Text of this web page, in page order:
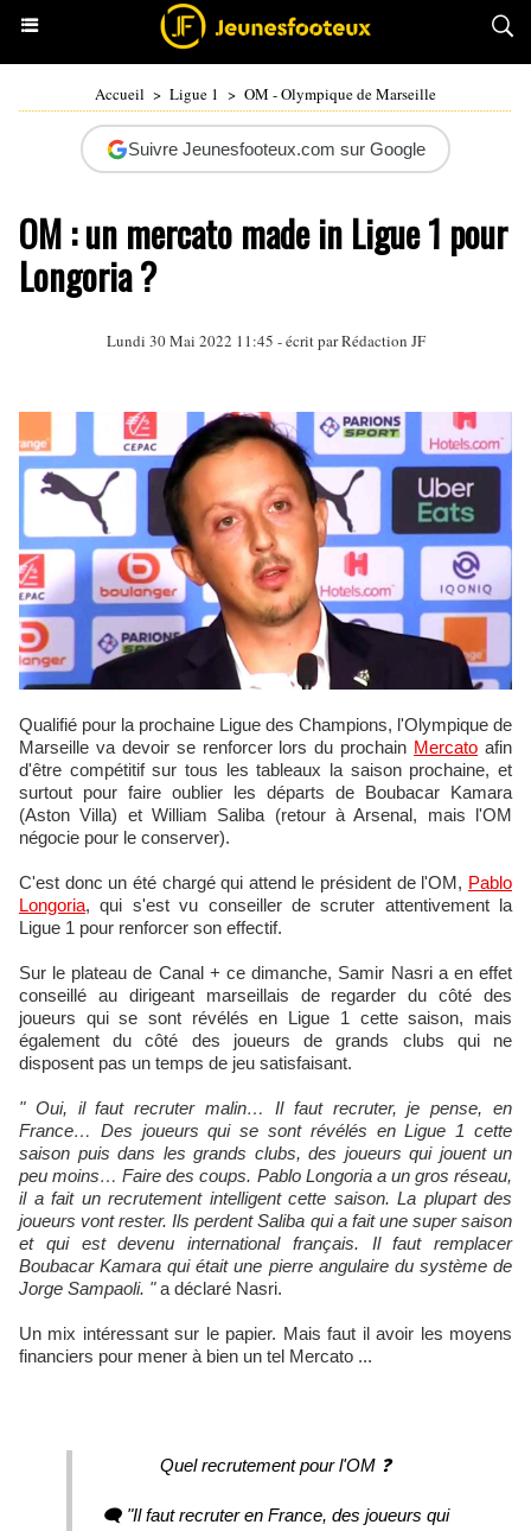
Accueil > Ligue 1 > OM - Olympique de Marseille
Suivre Jeunesfooteux.com sur Google
OM : un mercato made in Ligue 1 pour
Longoria ?
Lundi 30 Mai 2022 11:45 - écrit par Rédaction JF
Qualifié pour la prochaine Ligue des Champions, l'Olympique de
Marseille va devoir se renforcer lors du prochain Mercato afin
d'être compétitif sur tous les tableaux la saison prochaine, et
surtout pour faire oublier les départs de Boubacar Kamara
(Aston Villa) et William Saliba (retour à Arsenal, mais l'OM
négocie pour le conserver).
C'est donc un été chargé qui attend le président de l'OM, Pablo
Longoria, qui s'est vu conseiller de scruter attentivement la
Ligue 1 pour renforcer son effectif.
Sur le plateau de Canal + ce dimanche, Samir Nasri a en effet
conseillé au dirigeant marseillais de regarder du côté des
joueurs qui se sont révélés en Ligue 1 cette saison, mais
également du côté des joueurs de grands clubs qui ne
disposent pas un temps de jeu satisfaisant.
" Oui, il faut recruter malin… Il faut recruter, je pense, en
France… Des joueurs qui se sont révélés en Ligue 1 cette
saison puis dans les grands clubs, des joueurs qui jouent un
peu moins… Faire des coups. Pablo Longoria a un gros réseau,
il a fait un recrutement intelligent cette saison. La plupart des
joueurs vont rester. Ils perdent Saliba qui a fait une super saison
et qui est devenu international français. Il faut remplacer
Boubacar Kamara qui était une pierre angulaire du système de
Jorge Sampaoli. "a déclaré Nasri.
Un mix intéressant sur le papier. Mais faut il avoir les moyens
financiers pour mener à bien un tel Mercato ...
Quel recrutement pour l'OM ❓
🗨️ "Il faut recruter en France, des joueurs qui